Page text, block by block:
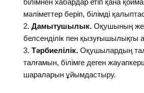
білімнен хабардар етіп қана
мәліметтер беріп, білімді
Дамытушылык. Оқушының
белсенділік пен қызуғышылықгы
Тәрбиелілік. Оқушылардың
талғамын, білімге деген
шараларын ұйымдастыру.